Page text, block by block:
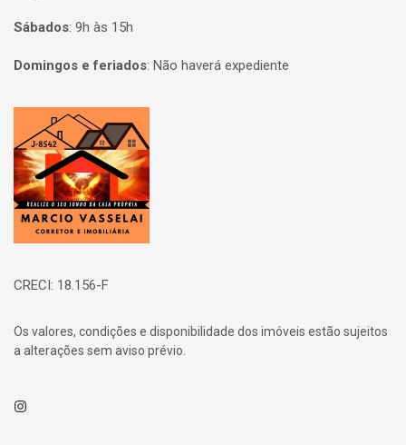
Sábados: 9h às 15h
Domingos e feriados: Não haverá expediente
Página inicial
CRECI: 18.156-F
Os valores, condições e disponibilidade dos imóveis estão sujeitos
a alterações sem aviso prévio.
Instagram